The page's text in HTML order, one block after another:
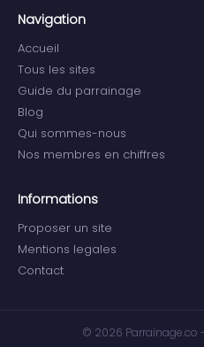
Navigation
Accueil
Tous les sites
Guide du parrainage
Blog
Qui sommes-nous
Nos membres en chiffres
Informations
Proposer un site
Mentions legales
Contact
© 2026 Parrainage.co